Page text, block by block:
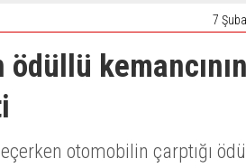
7
otomobilin çarptığı